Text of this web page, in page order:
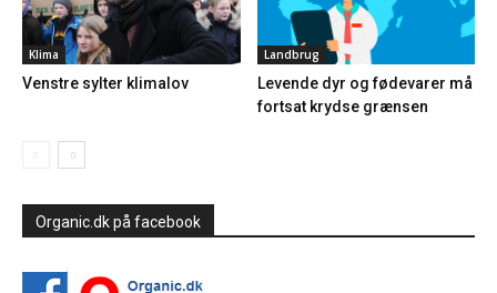
Klima
Venstre sylter klimalov
Landbrug
Levende dyr og fødevarer må
fortsat krydse grænsen
Organic.dk på facebook